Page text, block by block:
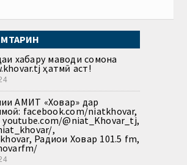
хабару маводи сомона
ҳатмӣ аст!
АМИТ «Ховар» дар
facebook.com/niatkhovar,
@niat_Khovar_tj,
,
Радиои Ховар 101.5 fm,